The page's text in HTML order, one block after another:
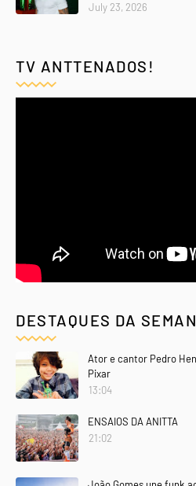
July 23, 2026
TV ANTTENADOS!
DESTAQUES DA
Ator e cantor Pedro
Pixar
13:04
ENSAIOS DA ANITTA
21:02